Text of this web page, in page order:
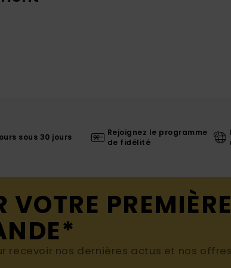
sous 30 jours
Rejoignez le programme
de fidélité
VOTRE PREMIÈRE
recevoir nos dernières actus et nos